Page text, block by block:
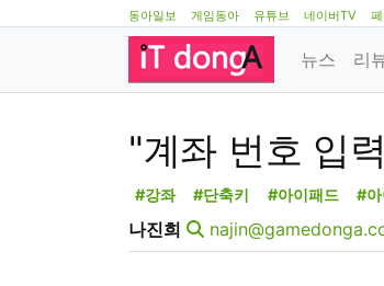
동아일보 게임동아 유튜브 네이버TV
뉴스 리
"계좌 번호 입
#강좌 #단축키 #아이패드 #
나진희